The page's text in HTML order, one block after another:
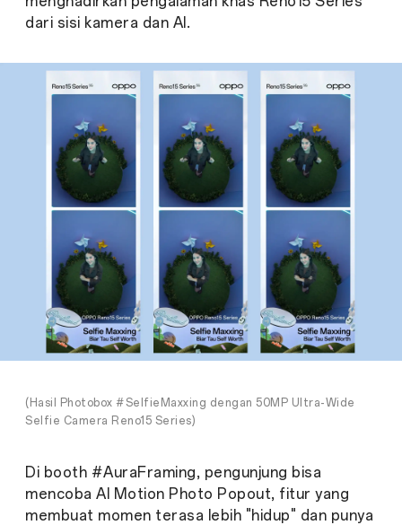
dari sisi kamera dan AI.
(Hasil Photobox #SelfieMaxxing dengan 50MP Ultra-Wide
Selfie Camera Reno15 Series)
Di booth #AuraFraming, pengunjung bisa
mencoba AI Motion Photo Popout, fitur yang
membuat momen terasa lebih "hidup" dan punya